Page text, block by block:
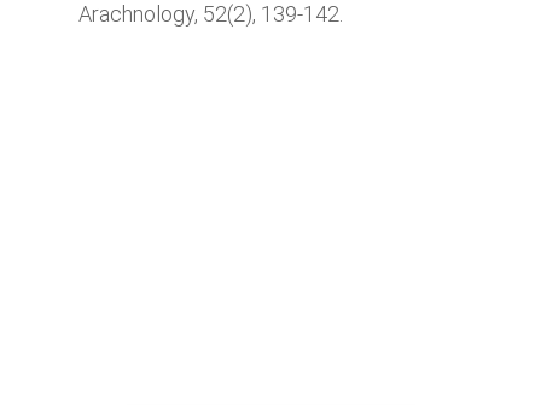
Arachnology, 52(2), 139-142.